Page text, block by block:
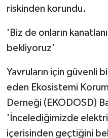
riskinden korundu.
'Biz de onların
bekliyoruz'
Yavruların için güvenli
eden Ekosistemi
Derneği (EKODOSD)
'İncelediğimizde
içerisinden geçtiğini